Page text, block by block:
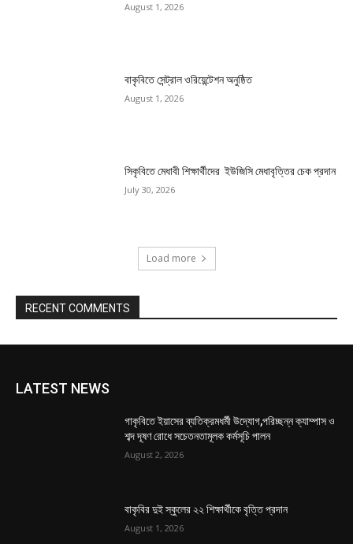
August 1, 2026
বাকৃবিতে সেন্ট্রাল ওরিয়েন্টেশন অনুষ্ঠিত
August 1, 2026
সিকৃবিতে মেধাবী শিক্ষার্থীদের ইউজিসি মেধাবৃত্তির চেক প্রদান
July 30, 2026
Load more
RECENT COMMENTS
LATEST NEWS
গাকৃবিতে ইয়াসের ব্যতিক্রমধর্মী উদ্যোগ,পরিচ্ছন্ন ক্যাম্পাস ও
শব্দ দূষণ রোধে সচেতনতামূলক কর্মসূচি পালন
August 2, 2026
বাকৃবির দুই স্কুলের ২২ শিক্ষার্থীকে বৃত্তি প্রদান
August 1, 2026